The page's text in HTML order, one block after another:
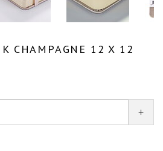
CHAMPAGNE 12 X 12
+